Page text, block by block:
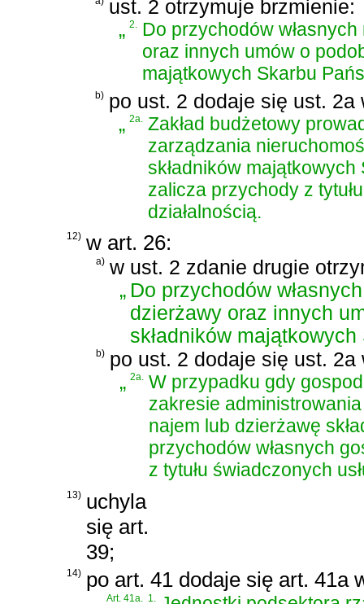
ust. 2 otrzymuje brzmienie:
„2.
Do przychodów
oraz innych umów o
majątkowych Skarbu
b) po ust. 2 dodaje się ust. 2a
„2a.
Zakład budżetowy
zarządzania
składników
zalicza przychody z
działalnością.
12) w art. 26:
a) w ust. 2 zdanie drugie
„ Do przychodów
dzierżawy oraz innych
składników
b) po ust. 2 dodaje się ust. 2a
„2a. W przypadku gdy
zakresie
najem lub dzierżawę
przychodów własnych
z tytułu świadczonych
13) uchyla
się art.
39;
14) po art. 41 dodaje się art. 41a
Art. 41a. 1.